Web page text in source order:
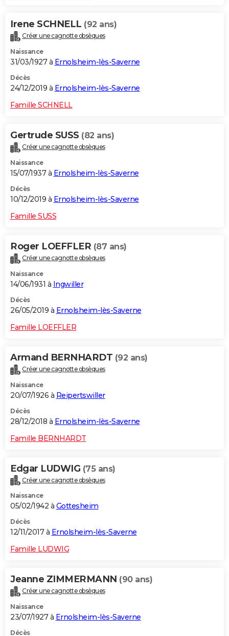
Irene SCHNELL (92 ans)
Créer une cagnotte obsèques
Naissance
31/03/1927 à Ernolsheim-lès-Saverne
Décès
24/12/2019 à Ernolsheim-lès-Saverne
Famille SCHNELL
Gertrude SUSS (82 ans)
Créer une cagnotte obsèques
Naissance
15/07/1937 à Ernolsheim-lès-Saverne
Décès
10/12/2019 à Ernolsheim-lès-Saverne
Famille SUSS
Roger LOEFFLER (87 ans)
Créer une cagnotte obsèques
Naissance
14/06/1931 à Ingwiller
Décès
26/05/2019 à Ernolsheim-lès-Saverne
Famille LOEFFLER
Armand BERNHARDT (92 ans)
Créer une cagnotte obsèques
Naissance
20/07/1926 à Reipertswiller
Décès
28/12/2018 à Ernolsheim-lès-Saverne
Famille BERNHARDT
Edgar LUDWIG (75 ans)
Créer une cagnotte obsèques
Naissance
05/02/1942 à Gottesheim
Décès
12/11/2017 à Ernolsheim-lès-Saverne
Famille LUDWIG
Jeanne ZIMMERMANN (90 ans)
Créer une cagnotte obsèques
Naissance
23/07/1927 à Ernolsheim-lès-Saverne
Décès